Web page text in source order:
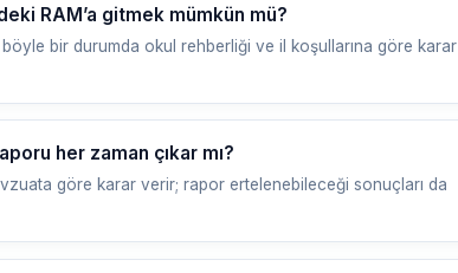
RAM’a gitmek mümkün mü?
bir durumda okul rehberliği ve il koşullarına göre karar
her zaman çıkar mı?
göre karar verir; rapor ertelenebileceği sonuçları da